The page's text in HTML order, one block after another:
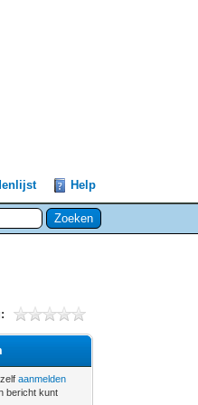
Help
aanmelden
bericht kunt